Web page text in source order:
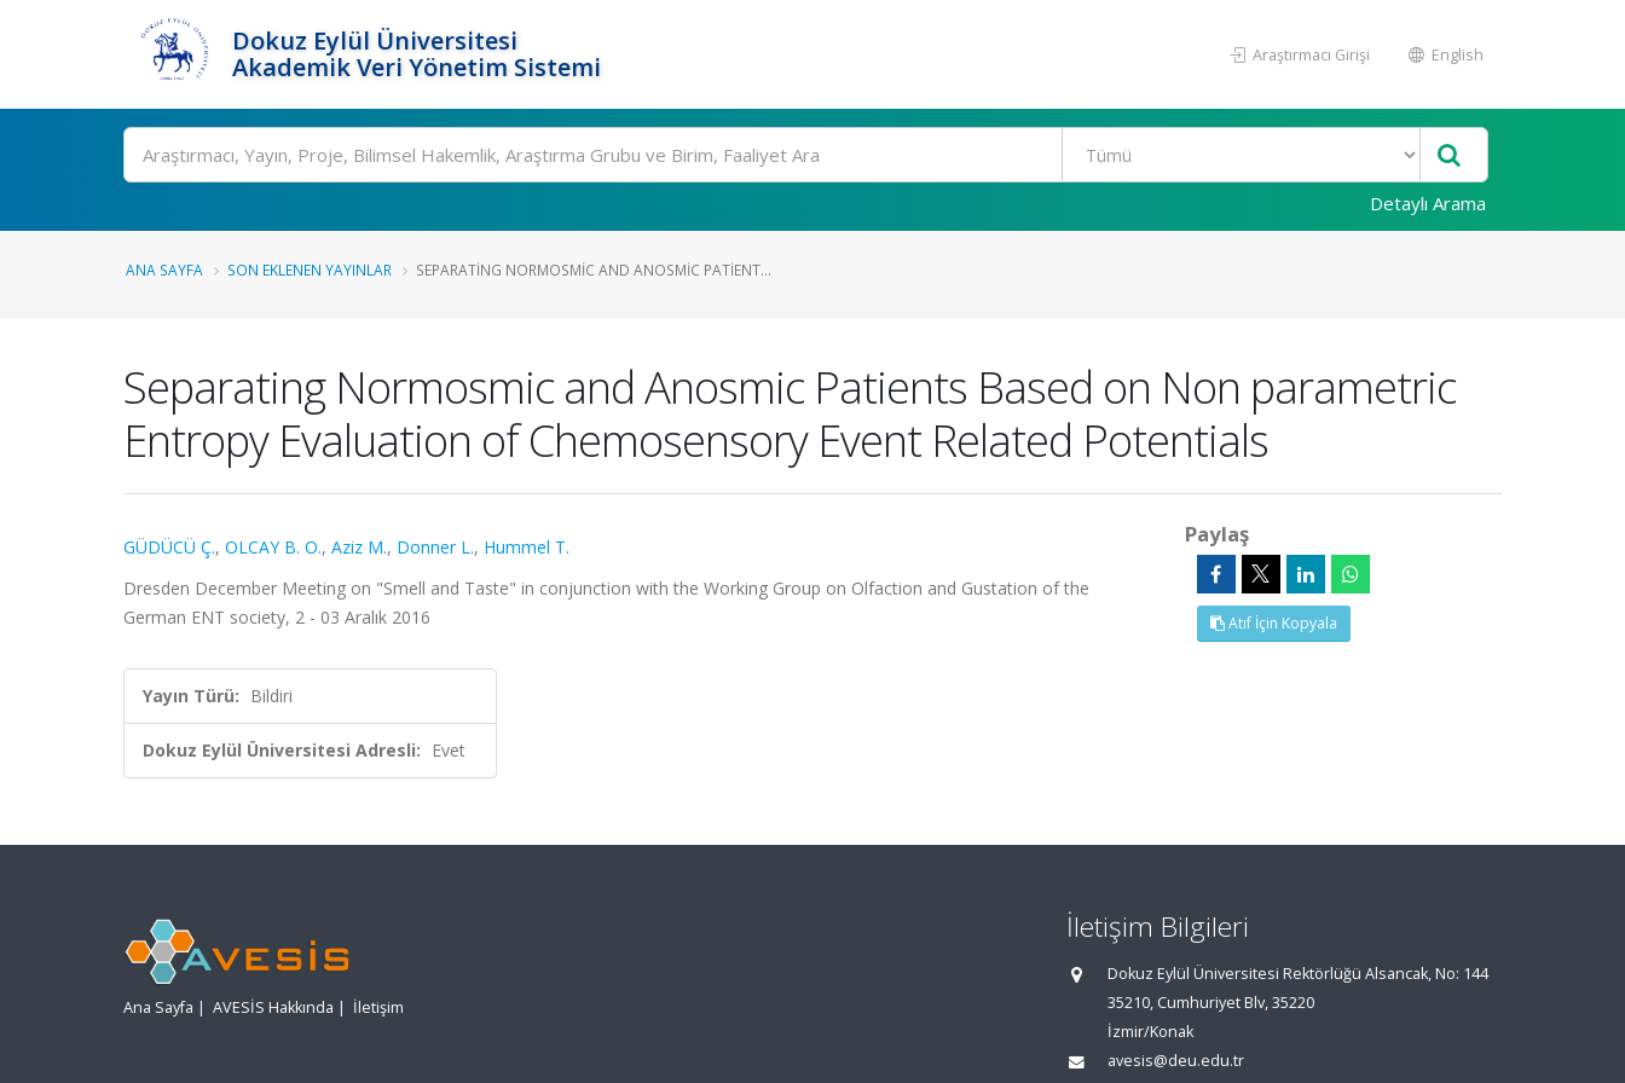
Dokuz Eylül Üniversitesi
Akademik Veri Yönetim Sistemi
Araştırmacı Girişi English
Ara
Detaylı Arama
ANA SAYFA SON EKLENEN YAYINLAR SEPARATING NORMOSMIC AND ANOSMIC PATIENT...
Separating Normosmic and Anosmic Patients Based on Non parametric
Entropy Evaluation of Chemosensory Event Related Potentials
GÜDÜCÜ Ç., OLCAY B. O., Aziz M., Donner L., Hummel T.
Dresden December Meeting on "Smell and Taste" in conjunction with the Working Group on Olfaction and Gustation of the
German ENT society, 2 - 03 Aralık 2016
Yayın Türü: Bildiri
Dokuz Eylül Üniversitesi Adresli: Evet
Paylaş
Atıf İçin Kopyala
Ana Sayfa | AVESİS Hakkında | İletişim
İletişim Bilgileri
Dokuz Eylül Üniversitesi Rektörlüğü Alsancak, No: 144
35210, Cumhuriyet Blv, 35220
İzmir/Konak
avesis@deu.edu.tr